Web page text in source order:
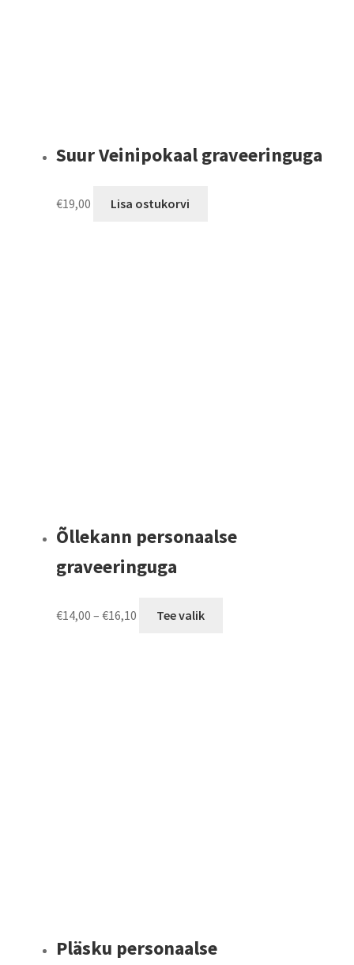
Suur Veinipokaal graveeringuga
€19,00 Lisa ostukorvi
Õllekann personaalse
graveeringuga
€14,00 – €16,10 Tee valik
Pläsku personaalse